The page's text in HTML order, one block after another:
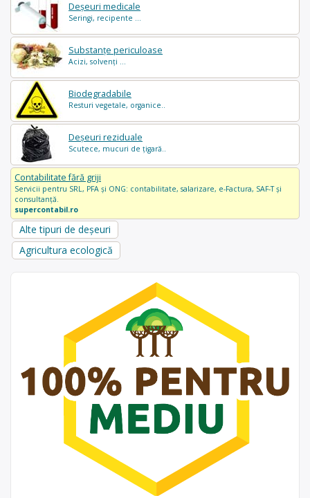
Deșeuri medicale
Seringi, recipente ...
Substanțe periculoase
Acizi, solvenți ...
Biodegradabile
Resturi vegetale, organice..
Deșeuri reziduale
Scutece, mucuri de țigară..
Contabilitate fără griji
Servicii pentru SRL, PFA și ONG: contabilitate, salarizare, e-Factura, SAF-T și
consultanță.
supercontabil.ro
Alte tipuri de deșeuri
Agricultura ecologică